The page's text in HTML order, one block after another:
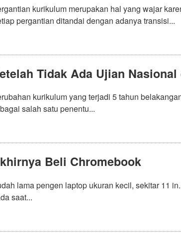
kurikulum merupakan hal yang wajar
pergantian ditandai dengan adanya transisi...
Tidak Ada Ujian
kurikulum yang terjadi 5 tahun
salah satu penentu...
Beli Chromebook
lama pengen laptop ukuran kecil, sekitar 11
saat...